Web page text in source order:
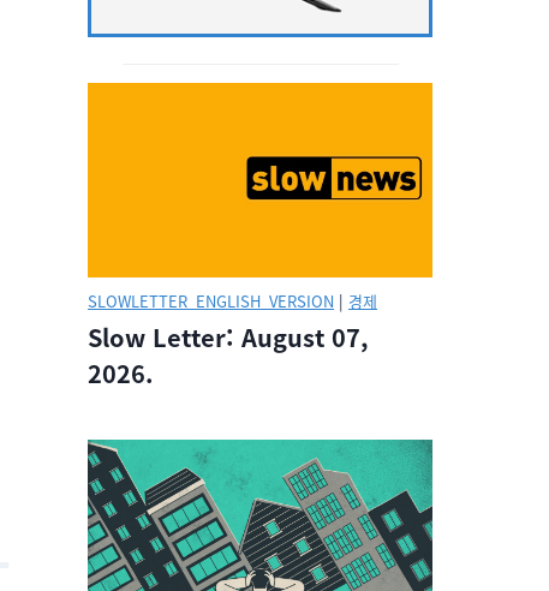
SLOWLETTER_ENGLISH_VERSION | 경제
Slow Letter: August 07,
2026.